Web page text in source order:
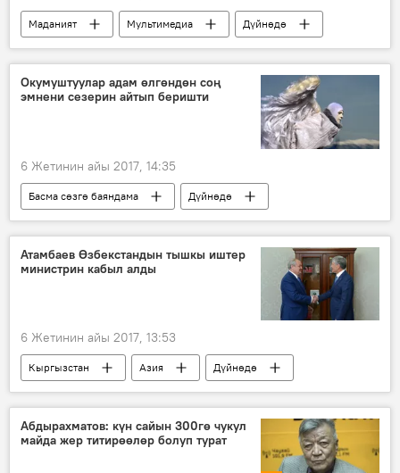
Маданият Мультимедиа
Дүйнөдө
Коом
Сүрөт
Жаңылыктар
апта ирмеми
жол тандабас
теракт
Окумуштуулар адам өлгөндөн соң
эмнени сезерин айтып беришти
6 Жетинин айы 2017, 14:35
Басма сөзгө баяндама
Дүйнөдө
Коом
Жаңылыктар
өлүм
адам
Атамбаев Өзбекстандын тышкы иштер
министрин кабыл алды
6 Жетинин айы 2017, 13:53
Кыргызстан Азия
Дүйнөдө
Жаңылыктар
Экономика
Саясат
Алмазбек Атамбаев
Абдулазиз Камилов
сүйлөшүүлөр
Абдырахматов: күн сайын 300гө чукул
майда жер титирөөлөр болуп турат